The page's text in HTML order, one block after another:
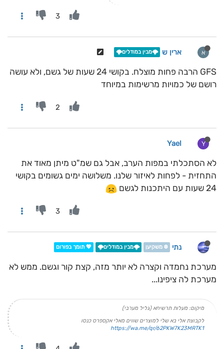
3
א ארין ש 🌩️מבין במודלים🌩️
GFS הרבה פחות מוצלח. בקושי 24 שעות של גשם, ולא עושה
רושם של כמויות מרשימות במיוחד
2
Y
Yael
לא הסתכלתי במפות הערב, אבל גם שמ"ט מיתן מאוד את
התחזית - לפחות לאיזור שלנו. משלושה ימים גשומים בקושי
24 שעות עם היתכנות לגשם
3
נתי ❄️ משקיען 🌩️מבין במודלים🌩️ 💖 תומך בפורום
מערכת נחמדה וקצרה לא יותר מזה, קצת קור וגשם. ממש לא
מערכת לה ציפינו...
מיקום: מעלות תרשיחא (גליל מערבי)
לקבוצת אלי בא שלי למוצרים שווים מאלי אקספרס כנסו
https://wa.me/qr/62PKW7K23MRTK1